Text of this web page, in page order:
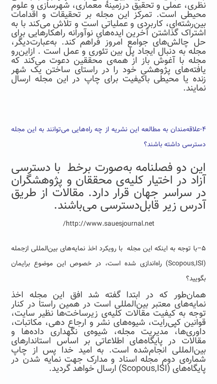
نظری، عملی و تحقیق درزمینهٔ معماری، شهرسازی و علوم
محیطی است. تمرکز این مجله بر تحقیقات و اقدامات
بین‌رشته‌ای، کاربردی و عملیاتی است و تلاش می‌کند با به
اشتراک گذاشتن آخرین ایده‌های نوآورانه راهکارهایی برای
حل چالش‌های جوامع امروز فراهم کند. به‌عبارت‌دیگر،
مجله به دنبال ایجاد پل بین تئوری و عمل است . ازاین‌رو
مجله با آغوش باز از همه‌ی محققین دعوت می‌کند که
یافته‌های پژوهشی خود را در راستای ساختن یک شهر
زنده یا محیطی باکیفیت برای چاپ در این مجله ارسال
نمایند.
۴-علاقه‌مندان به مطالعه این نشریه از چه راه‌هایی می‌توانند به این مجله
دسترسی داشته باشند؟
این دو فصلنامه‌ به‌صورت برخط با دسترسی
آزاد در اختیار کلیه‌ی محققان و پژوهشگران
در سراسر جهان قرار دارد. مقالات از طریق
آدرس زیر قابل‌دسترسی می‌باشند.
http://www.sauesjournal.net/
۵–با توجه به اینکه این مجله با رویکرد اخذ نمایه‌های بین‌المللی ازجمله
(Scopous,ISI) راه‌اندازی شده است، در خصوص این موضوع برایمان
بگویید؟
همان‌طور که در ابتدا گفته شد افق این مجله اخذ
نمایه‌های معتبر بین‌المللی است در همین راستا در کنار
توجه به کیفیت مقالات کلیه‌ی زیرساخت‌ها نظیر سایت،
قوانین کپی‌رایت، شیوه‌های نشر و ارجاع دهی، مکاتبات،
داوری‌ها، مدیریت مجله، شیوه‌ی نگهداری داده‌ها و
مقالات در پایگاه‌های اطلاعاتی بر اساس استاندارهای
بین‌المللی انجام‌شده است. به امید خدا پس از چاپ
شماره‌ی دوم مجله اسناد و مدارک جهت نمایه شدن در
پایگاه‌های (Scopous,ISI) ارسال خواهد گردید.